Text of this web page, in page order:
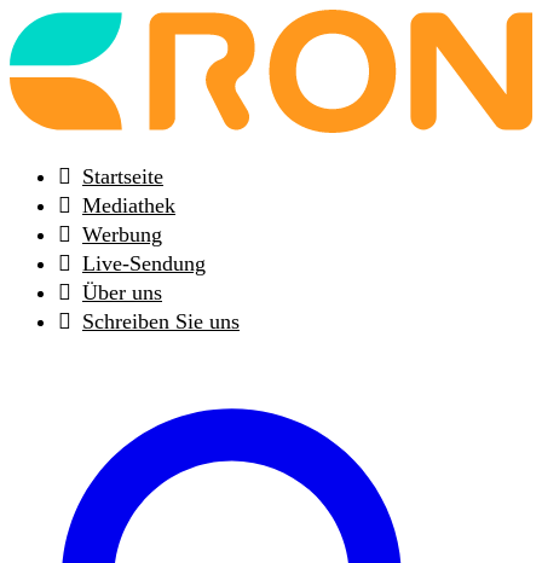
Back
to
frontpage
Startseite
Mediathek
Werbung
Live-Sendung
Über uns
Schreiben Sie uns